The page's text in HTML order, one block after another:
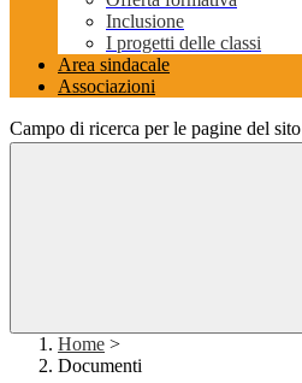
Inclusione
I progetti delle classi
Area sindacale
Associazioni
Campo di ricerca per le pagine del sito
Home >
Documenti